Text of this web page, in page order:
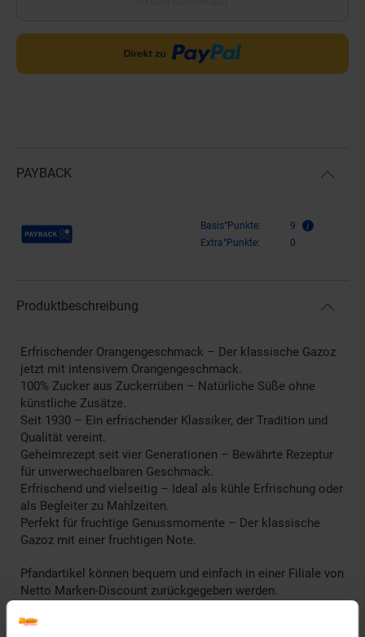
PAYBACK
Payback Punkte Basis°Punkte:
9
Extra°Punkte:
0
Produktbeschreibung
Erfrischender Orangengeschmack – Der klassische Gazoz
jetzt mit intensivem Orangengeschmack.
100% Zucker aus Zuckerrüben – Natürliche Süße ohne
künstliche Zusätze.
Seit 1930 – Ein erfrischender Klassiker, der Tradition und
Qualität vereint.
Geheimrezept seit vier Generationen – Bewährte Rezeptur
für unverwechselbaren Geschmack.
Erfrischend und vielseitig – Ideal als kühle Erfrischung oder
als Begleiter zu Mahlzeiten.
Perfekt für fruchtige Genussmomente – Der klassische
Gazoz mit einer fruchtigen Note.
Pfandartikel können bequem und einfach in einer Filiale von
Netto Marken-Discount zurückgegeben werden.
Artikelnummer: 2819091000